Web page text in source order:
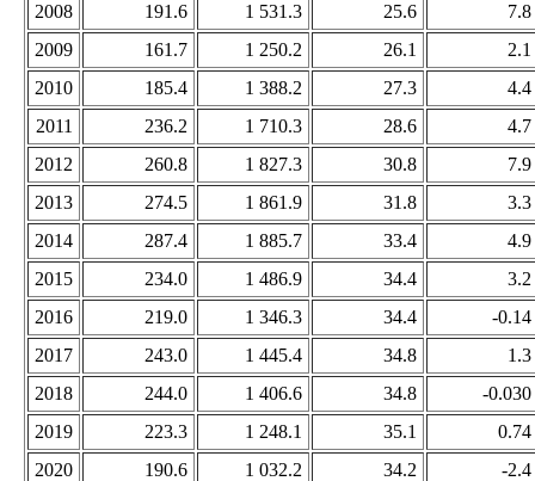
2008
191.6 1 531.3 25.6
7.8
2009
161.7 1 250.2 26.1
2.1
2010
185.4 1 388.2 27.3
4.4
2011
236.2 1 710.3 28.6
4.7
2012
260.8 1 827.3 30.8
7.9
2013
274.5 1 861.9 31.8
3.3
2014
287.4 1 885.7 33.4
4.9
2015
234.0 1 486.9 34.4
3.2
2016
219.0 1 346.3 34.4
-0.14
2017
243.0 1 445.4 34.8
1.3
2018
244.0 1 406.6 34.8
-0.030
2019
223.3 1 248.1 35.1
0.74
2020
190.6 1 032.2 34.2 -2.4